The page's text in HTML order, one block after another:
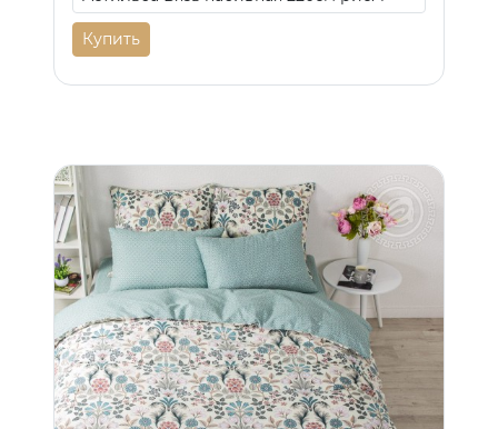
Купить